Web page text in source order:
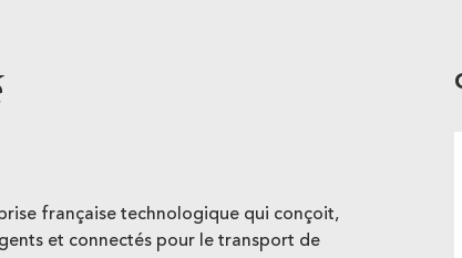
française technologique qui conçoit,
et connectés pour le transport de